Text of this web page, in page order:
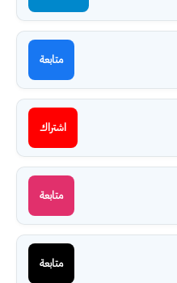
متابعة
اشتراك
متابعة
متابعة